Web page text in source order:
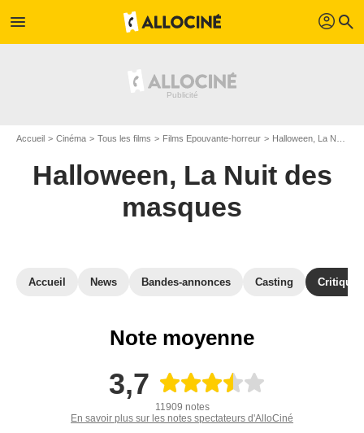
menu profil search
Accueil Cinéma Tous les films Films Epouvante-horreur Halloween, La Nuit des masques
Halloween, La Nuit des
masques
Accueil News Bandes-annonces Casting
Note moyenne
3,7
11909 notes
En savoir plus sur les notes spectateurs d'AlloCiné